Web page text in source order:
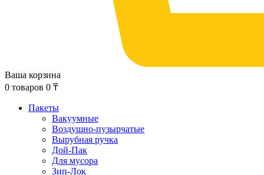
Ваша корзина
0 товаров 0 ₸
Пакеты
Вакуумные
Воздушно-пузырчатые
Вырубная ручка
Дой-Пак
Для мусора
Зип-Лок